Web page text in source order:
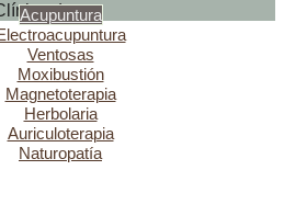
de
Acupuntura
Ventosas
Moxibustión
Magnetoterapia
Herbolaria
Auriculoterapia
Naturopatía